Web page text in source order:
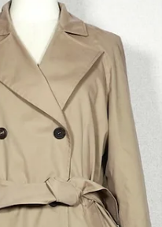
ます。 しかし、ネット経由での
い合わせなど可能です。 お気軽
ださい。 info@nobunoza.com
コート(MB39) Quiet Luxury
高級な素材と仕立て、トレンド
タイムレスなスタイル、ブランド
飾を排除し、静かに本質的な価値
Quiet Luxury (Silent
by the finest materials